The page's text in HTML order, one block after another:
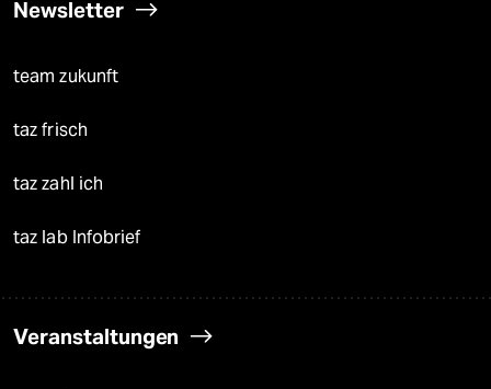
Newsletter
team zukunft
taz frisch
taz zahl ich
taz lab Infobrief
Veranstaltungen